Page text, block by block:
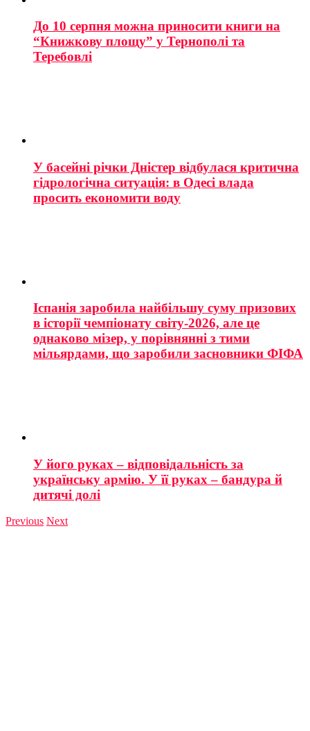
До 10 серпня можна приносити книги на
“Книжкову площу” у Тернополі та
Теребовлі
У басейні річки Дністер відбулася критична
гідрологічна ситуація: в Одесі влада
просить економити воду
Іспанія заробила найбільшу суму призових
в історії чемпіонату світу-2026, але це
однаково мізер, у порівнянні з тими
мільярдами, що заробили засновники ФІФА
У його руках – відповідальність за
українську армію. У її руках – бандура й
дитячі долі
Previous Next